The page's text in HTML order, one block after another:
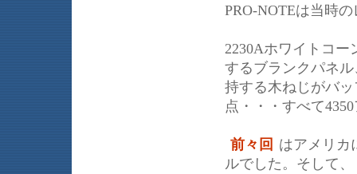
PRO-NOTEは当時
2230Aホワイトコー
するブランクパネ
持する木ねじがバ
点・・・すべて
前々回 はアメリカ
ルでした。そして、